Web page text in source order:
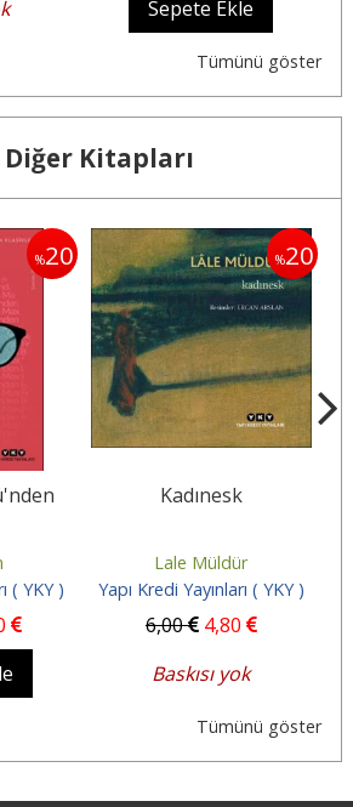
Sepete Ekle
Tümünü göster
Kitapları
%20
( YKY )
%20
Kadınesk
Lale Müldür
Yapı Kredi Yayınları ( YKY )
6,00 4,80
Baskısı yok
Tümünü göster